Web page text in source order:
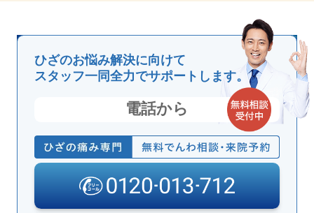
ひざのお悩み解決に向けて
スタッフ一同全力でサポートします。
電話から